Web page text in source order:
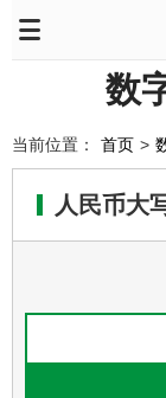
数
当前位置： 首页 >
人民币大